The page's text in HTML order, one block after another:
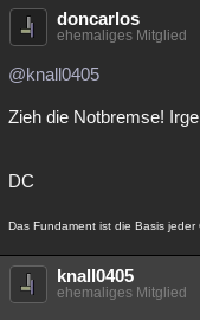
doncarlos
ehemaliges Mitglied
@knall0405
Zieh die Notbremse!
DC
Das Fundament ist die Basis jeder
knall0405
ehemaliges Mitglied